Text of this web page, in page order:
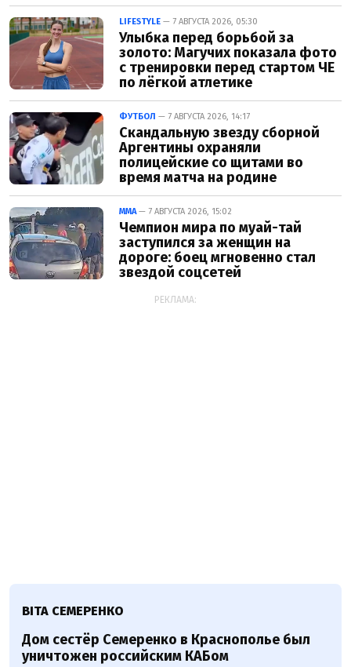
LIFESTYLE — 7 АВГУСТА 2026, 05:30
Улыбка перед борьбой за
золото: Магучих показала фото
с тренировки перед стартом ЧЕ
по лёгкой атлетике
ФУТБОЛ — 7 АВГУСТА 2026, 14:17
Скандальную звезду сборной
Аргентины охраняли
полицейские со щитами во
время матча на родине
ММА— 7 АВГУСТА 2026, 15:02
Чемпион мира по муай-тай
заступился за женщин на
дороге: боец мгновенно стал
звездой соцсетей
РЕКЛАМА:
ВІТА СЕМЕРЕНКО
Дом сестёр Семеренко в Краснополье был
уничтожен российским КАБом